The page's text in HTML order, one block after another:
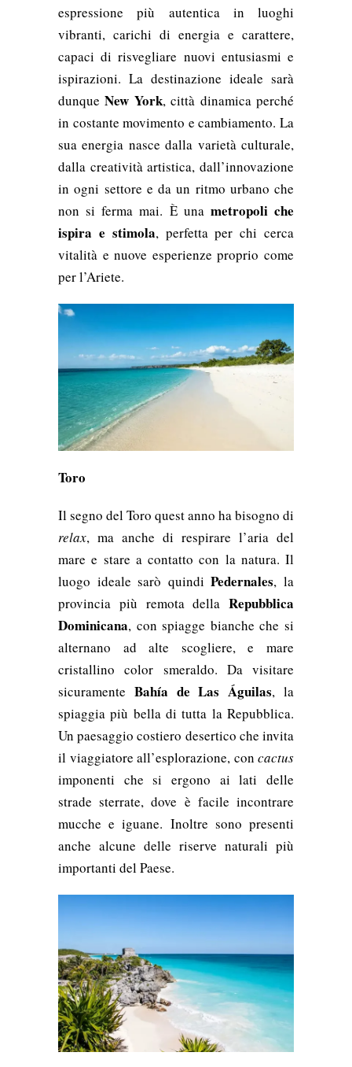
espressione più autentica in luoghi
vibranti, carichi di energia e carattere,
capaci di risvegliare nuovi entusiasmi e
ispirazioni. La destinazione ideale sarà
dunqueNew York, città dinamica perché
in costante movimento e cambiamento. La
sua energia nasce dalla varietà culturale,
dalla creatività artistica, dall’innovazione
in ogni settore e da un ritmo urbano che
non si ferma mai. È una metropoli che
ispira e stimola, perfetta per chi cerca
vitalità e nuove esperienze proprio come
per l’Ariete.
Toro
Il segno del Toro quest anno ha bisogno di
relax, ma anche di respirare l’aria del
mare e stare a contatto con la natura. Il
luogo ideale sarò quindiPedernales, la
provincia più remota della Repubblica
Dominicana, con spiagge bianche che si
alternano ad alte scogliere, e mare
cristallino color smeraldo. Da visitare
sicuramente Bahía de Las Águilas, la
spiaggia più bella di tutta la Repubblica.
Un paesaggio costiero desertico che invita
il viaggiatore all’esplorazione, con cactus
imponenti che si ergono ai lati delle
strade sterrate, dove è facile incontrare
mucche e iguane. Inoltre sono presenti
anche alcune delle riserve naturali più
importanti del Paese.